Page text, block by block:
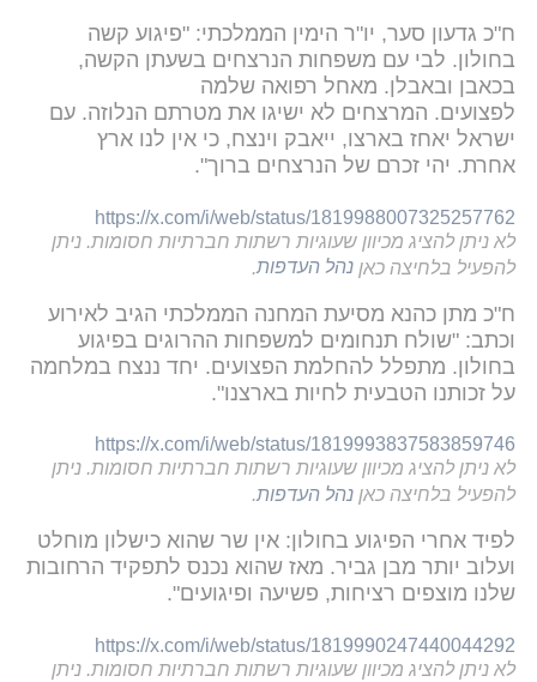
‏ח"כ גדעון סער, יו"ר הימין הממלכתי: "פיגוע קשה
בחולון. לבי עם משפחות הנרצחים בשעתן הקשה,
בכאבן ובאבלן. מאחל רפואה שלמה
לפצועים. המרצחים לא ישיגו את מטרתם הנלוזה. עם
ישראל יאחז בארצו, ייאבק וינצח, כי אין לנו ארץ
אחרת. יהי זכרם של הנרצחים ברוך".
https://x.com/i/web/status/1819988007325257762
לא ניתן להציג מכיוון שעוגיות רשתות חברתיות חסומות. ניתן
להפעיל בלחיצה כאן נהל העדפות
ח"כ מתן כהנא מסיעת המחנה הממלכתי הגיב לאירוע
וכתב: "‏שולח תנחומים למשפחות ההרוגים בפיגוע
בחולון. מתפלל להחלמת הפצועים. יחד ננצח במלחמה
על זכותנו הטבעית לחיות בארצנו".
https://x.com/i/web/status/1819993837583859746
לא ניתן להציג מכיוון שעוגיות רשתות חברתיות חסומות. ניתן
להפעיל בלחיצה כאן נהל העדפות.
לפיד אחרי הפיגוע בחולון: אין שר שהוא כישלון מוחלט
ועלוב יותר מבן גביר. מאז שהוא נכנס לתפקיד הרחובות
שלנו מוצפים רציחות, פשיעה ופיגועים".
https://x.com/i/web/status/1819990247440044292
לא ניתן להציג מכיוון שעוגיות רשתות חברתיות חסומות. ניתן